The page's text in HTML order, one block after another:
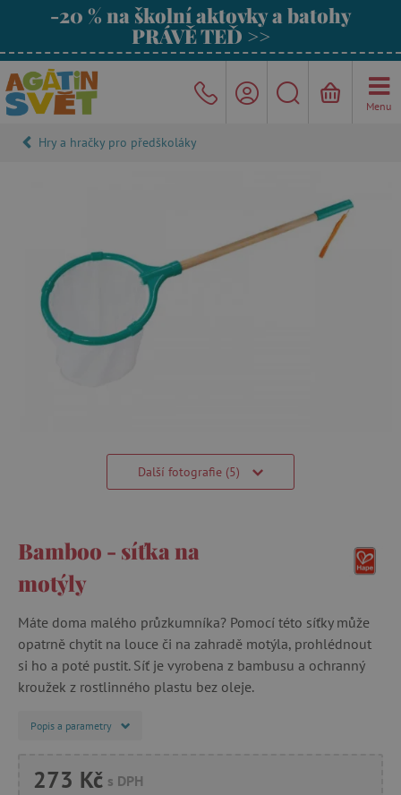
-20 % na školní aktovky a batohy
PRÁVĚ TEĎ >>
Menu
Hry a hračky pro předškoláky
Další fotografie (5)
Bamboo - síťka na
motýly
Máte doma malého průzkumníka? Pomocí této síťky může
opatrně chytit na louce či na zahradě motýla, prohlédnout
si ho a poté pustit. Síť je vyrobena z bambusu a ochranný
kroužek z rostlinného plastu bez oleje.
Popis a parametry
273 Kč s DPH